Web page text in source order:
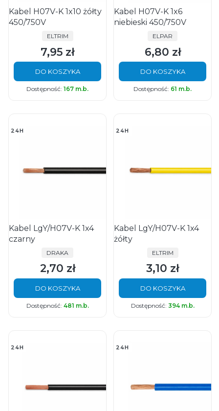
Kabel H07V-K 1x10 żółty
450/750V
PRODUCENT
ELTRIM
Cena
7,95 zł
DO KOSZYKA
Dostępność: 167 m.b.
Kabel H07V-K 1x6
niebieski 450/750V
PRODUCENT
ELPAR
Cena
6,80 zł
DO KOSZYKA
Dostępność: 61 m.b.
24H
Kabel LgY/H07V-K 1x4
czarny
PRODUCENT
DRAKA
Cena
2,70 zł
DO KOSZYKA
Dostępność: 481 m.b.
24H
Kabel LgY/H07V-K 1x4
żółty
PRODUCENT
ELTRIM
Cena
3,10 zł
DO KOSZYKA
Dostępność: 394 m.b.
24H 24H